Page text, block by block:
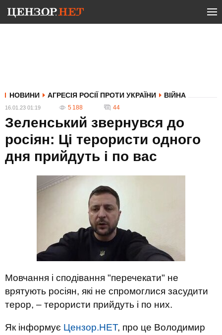
НОВИНИ АГРЕСІЯ РОСІЇ ПРОТИ УКРАЇНИ ВІЙНА
16.01.23 01:19 5 188 44
Зеленський звернувся до
росіян: Ці терористи одного
дня прийдуть і по вас
Мовчання і сподівання "перечекати" не
врятують росіян, які не спромоглися засудити
терор, – терористи прийдуть і по них.
Як інформує Цензор.НЕТ, про це Володимир